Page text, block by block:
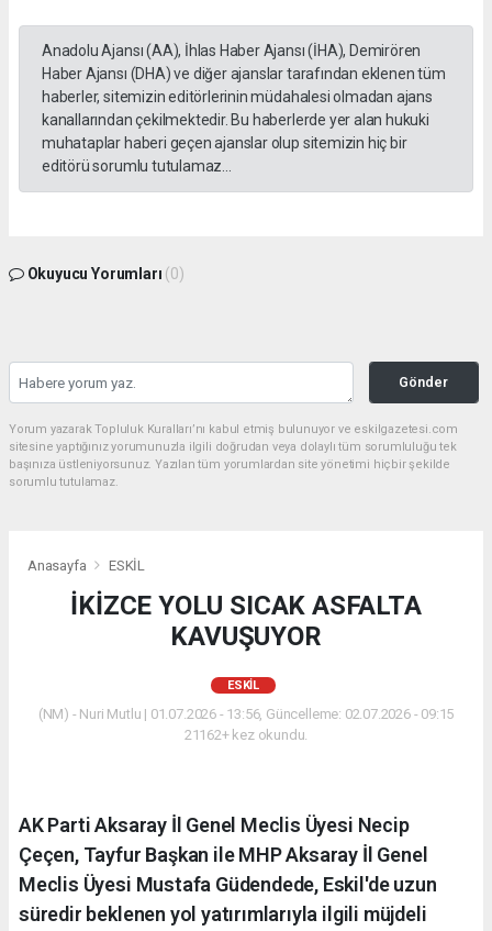
Anadolu Ajansı (AA), İhlas Haber Ajansı (İHA), Demirören
Haber Ajansı (DHA) ve diğer ajanslar tarafından eklenen tüm
haberler, sitemizin editörlerinin müdahalesi olmadan ajans
kanallarından çekilmektedir. Bu haberlerde yer alan hukuki
muhataplar haberi geçen ajanslar olup sitemizin hiç bir
editörü sorumlu tutulamaz...
Okuyucu Yorumları (0)
Gönder
Yorum yazarak Topluluk Kuralları’nı kabul etmiş bulunuyor ve eskilgazetesi.com
sitesine yaptığınız yorumunuzla ilgili doğrudan veya dolaylı tüm sorumluluğu tek
başınıza üstleniyorsunuz. Yazılan tüm yorumlardan site yönetimi hiçbir şekilde
sorumlu tutulamaz.
Anasayfa ESKİL
İKİZCE YOLU SICAK ASFALTA
KAVUŞUYOR
ESKİL
(NM) - Nuri Mutlu | 01.07.2026 - 13:56, Güncelleme: 02.07.2026 - 09:15
21162+ kez okundu.
AK Parti Aksaray İl Genel Meclis Üyesi Necip
Çeçen, Tayfur Başkan ile MHP Aksaray İl Genel
Meclis Üyesi Mustafa Güdendede, Eskil'de uzun
süredir beklenen yol yatırımlarıyla ilgili müjdeli